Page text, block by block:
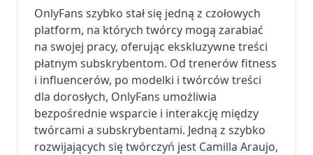
OnlyFans szybko stał się jedną z czołowych
platform, na których twórcy mogą zarabiać
na swojej pracy, oferując ekskluzywne treści
płatnym subskrybentom. Od trenerów fitness
i influencerów, po modelki i twórców treści
dla dorosłych, OnlyFans umożliwia
bezpośrednie wsparcie i interakcję między
twórcami a subskrybentami. Jedną z szybko
rozwijających się twórczyń jest Camilla Araujo,